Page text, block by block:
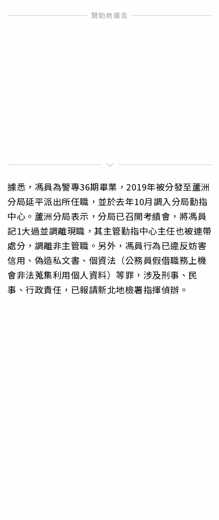
據悉，馮員為警專36期畢業，2019年被分發至蘆洲
分局延平派出所任職，並於去年10月調入分局勤指
中心。蘆洲分局表示，分局已召開考績會，將馮員
記1大過並調離現職，其主管勤指中心主任也被連帶
處分，調離非主管職。另外，馮員行為已違反妨害
信用、偽造私文書、個資法（公務員假借職務上機
會非法蒐集利用個人資料）等罪，涉及刑事、民
事、行政責任，已報請新北地檢署指揮偵辦。